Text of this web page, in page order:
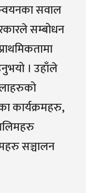
सवाल
सम्बोधन
। उहाँले
कार्यक्रमहरु,
सञ्चालन